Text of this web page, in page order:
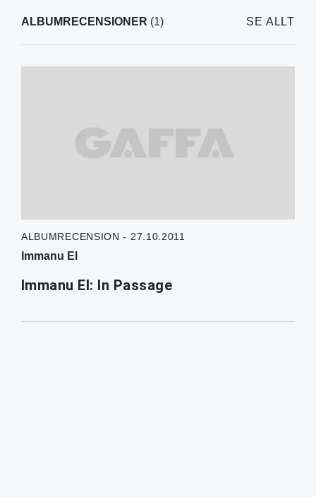
ALBUMRECENSIONER (1) SE ALLT
ALBUMRECENSION - 27.10.2011
Immanu El
Immanu El: In Passage